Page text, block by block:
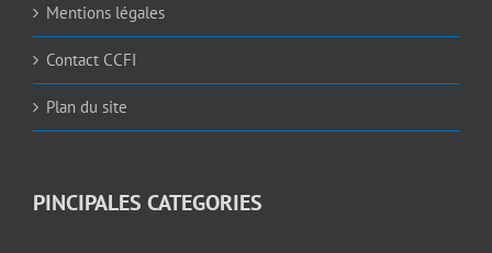
Mentions légales
Contact CCFI
Plan du site
PINCIPALES CATEGORIES